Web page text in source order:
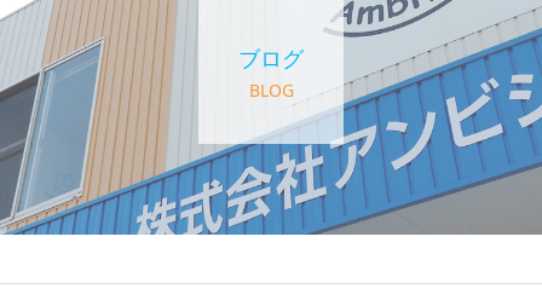
ブログ
BLOG
アンビションについて
サービス紹介
デイステーション
居宅介護・訪問介護
快護ラボ知技心